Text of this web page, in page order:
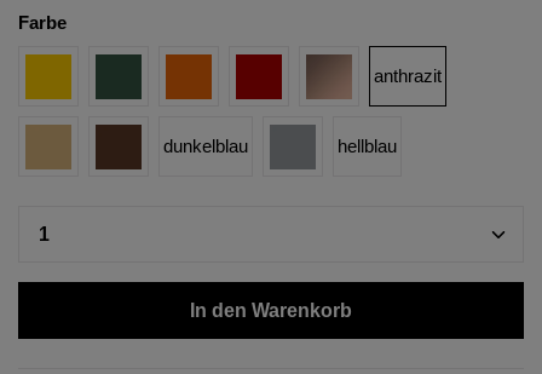
Farbe
anthrazit
dunkelblau hellblau
In den Warenkorb